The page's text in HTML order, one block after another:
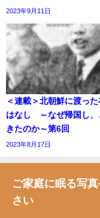
2023年9月11日
＜連載＞北朝鮮に渡っ
はなし ～なぜ帰国し、
きたのか～第6回
2023年8月17日
ご家庭に眠る写
さい